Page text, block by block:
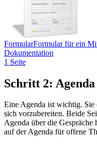
FormularFormular für ein
Dokumentation
1 Seite
Schritt 2:
Eine Agenda ist wichtig.
sich vorzubereiten. Beide
Agenda über die
auf der Agenda für offene